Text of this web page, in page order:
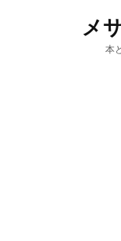
メ
本